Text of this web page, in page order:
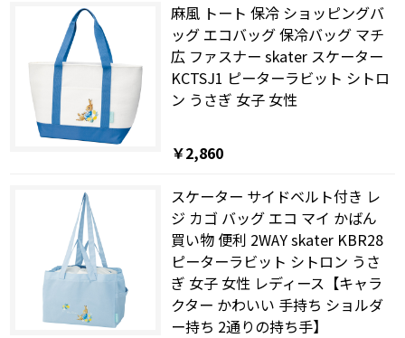
麻風 トート 保冷 ショッピングバ
ッグ エコバッグ 保冷バッグ マチ
広 ファスナー skater スケーター
KCTSJ1 ピーターラビット シトロ
ン うさぎ 女子 女性
￥2,860
スケーター サイドベルト付き レ
ジ カゴ バッグ エコ マイ かばん
買い物 便利 2WAY skater KBR28
ピーターラビット シトロン うさ
ぎ 女子 女性 レディース【キャラ
クター かわいい 手持ち ショルダ
ー持ち 2通りの持ち手】